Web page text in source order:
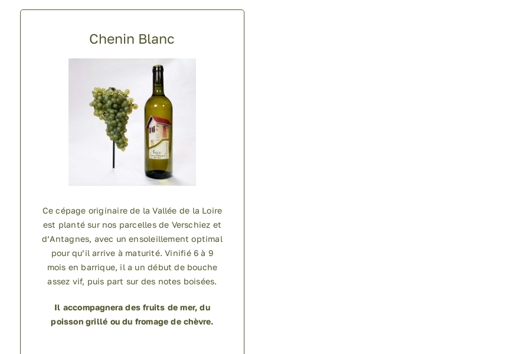
Chenin Blanc
Ce cépage originaire de la Vallée de la Loire
est planté sur nos parcelles de Verschiez et
d’Antagnes, avec un ensoleillement optimal
pour qu’il arrive à maturité. Vinifié 6 à 9
mois en barrique, il a un début de bouche
assez vif, puis part sur des notes boisées.
Il accompagnera des fruits de mer, du
poisson grillé ou du fromage de chèvre.